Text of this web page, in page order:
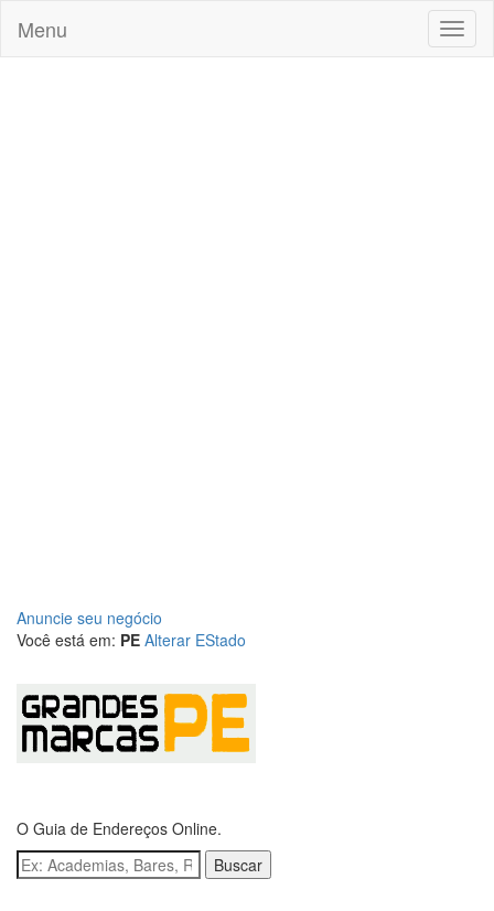
Menu
Anuncie seu negócio
Você está em: PE Alterar EStado
O Guia de Endereços Online.
Buscar